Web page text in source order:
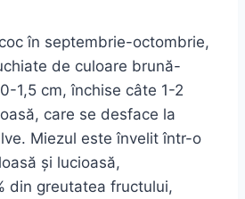
în septembrie-octombrie,
de culoare brună-
1,5 cm, închise câte 1-2
care se desface la
Miezul este învelit într-o
şi lucioasă,
din greutatea fructului,